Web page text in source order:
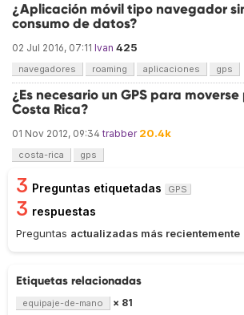
¿Aplicación móvil tipo navegador
consumo de datos?
02 Jul 2016, 07:11 Ivan 425
navegadores roaming aplicaciones gps
¿Es necesario un GPS para moverse
Costa Rica?
01 Nov 2012, 09:34 trabber 20.4k
costa-rica gps
3 Preguntas etiquetadas GPS
3 respuestas
Preguntas actualizadas más recientemente
Etiquetas relacionadas
equipaje-de-mano × 81